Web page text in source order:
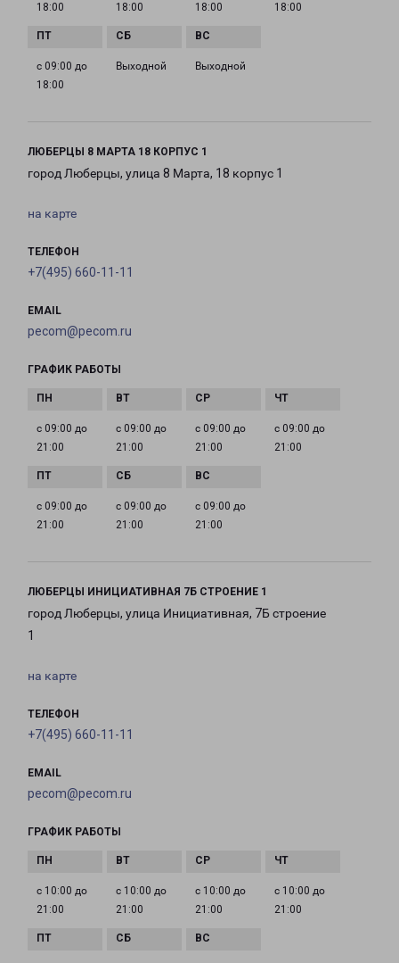
18:00
18:00
18:00
18:00
с 09:00 до
18:00
Выходной Выходной
ЛЮБЕРЦЫ 8 МАРТА 18 КОРПУС 1
город Люберцы, улица 8 Марта, 18 корпус 1
на карте
ТЕЛЕФОН
+7(495) 660-11-11
EMAIL
pecom@pecom.ru
ГРАФИК РАБОТЫ
с 09:00 до
21:00
с 09:00 до
21:00
с 09:00 до
21:00
с 09:00 до
21:00
с 09:00 до
21:00
с 09:00 до
21:00
с 09:00 до
21:00
ЛЮБЕРЦЫ ИНИЦИАТИВНАЯ 7Б СТРОЕНИЕ 1
город Люберцы, улица Инициативная, 7Б строение
1
на карте
ТЕЛЕФОН
+7(495) 660-11-11
EMAIL
pecom@pecom.ru
ГРАФИК РАБОТЫ
с 10:00 до
21:00
с 10:00 до
21:00
с 10:00 до
21:00
с 10:00 до
21:00